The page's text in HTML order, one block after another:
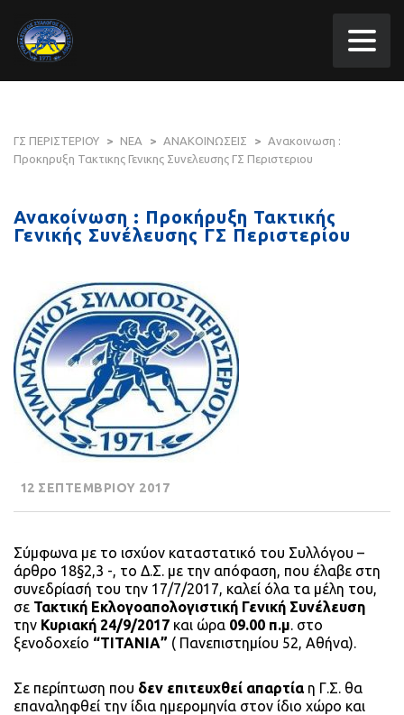
ΓΣ ΠΕΡΙΣΤΕΡΙΟΥ > ΝΕΑ > ΑΝΑΚΟΙΝΩΣΕΙΣ > Ανακοινωση :
Προκηρυξη Τακτικης Γενικης Συνελευσης ΓΣ Περιστεριου
Ανακοίνωση : Προκήρυξη Τακτικής
Γενικής Συνέλευσης ΓΣ Περιστερίου
12 ΣΕΠΤΕΜΒΡΙΟΥ 2017
Σύμφωνα με το ισχύον καταστατικό του Συλλόγου –
άρθρο 18§2,3 -, το Δ.Σ. με την απόφαση, που έλαβε στη
συνεδρίασή του την 17/7/2017, καλεί όλα τα μέλη του,
σε Τακτική Εκλογοαπολογιστική Γενική Συνέλευση
την Κυριακή 24/9/2017 και ώρα 09.00 π.μ. στο
ξενοδοχείο “ΤΙΤΑΝΙΑ” ( Πανεπιστημίου 52, Αθήνα).
Σε περίπτωση που δεν επιτευχθεί απαρτίαη Γ.Σ. θα
επαναληφθεί την ίδια ημερομηνία στον ίδιο χώρο και